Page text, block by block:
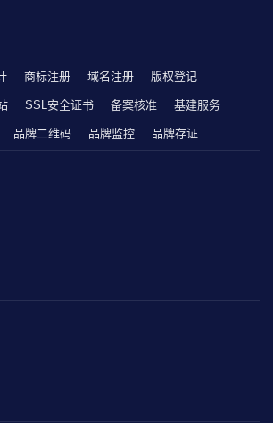
商标注册 域名注册 版权登记
SSL安全证书 备案核准 基建服务
品牌二维码 品牌监控 品牌存证